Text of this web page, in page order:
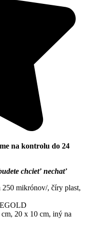
na kontrolu do 24
chcieť nechať
250 mikrónov/, číry plast,
20 x 10 cm, iný na